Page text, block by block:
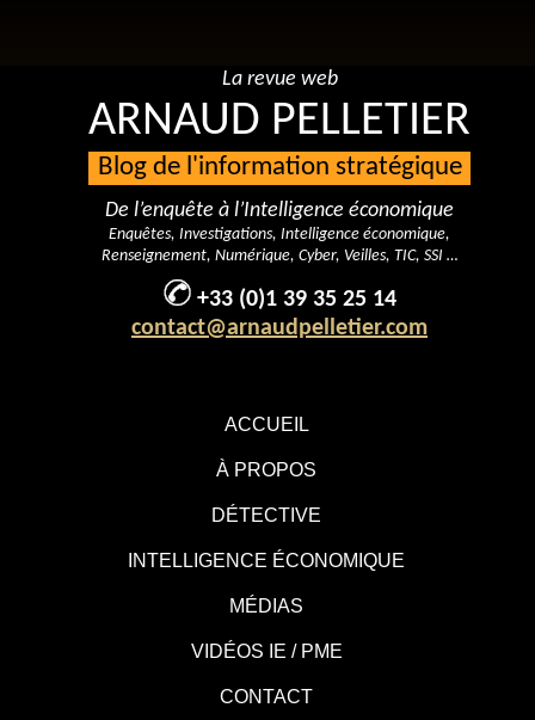
ACCUEIL
À PROPOS
DÉTECTIVE
INTELLIGENCE ÉCONOMIQUE
MÉDIAS
VIDÉOS IE / PME
CONTACT
La revue web
ARNAUD PELLETIER
Blog de l'information stratégique
De l’enquête à l’Intelligence économique
Enquêtes, Investigations, Intelligence économique,
Renseignement, Numérique, Cyber, Veilles, TIC, SSI …
+33 (0)1 39 35 25 14
contact@arnaudpelletier.com